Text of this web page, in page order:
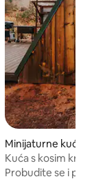
4,9/5,
Minijaturne kuće
Kuća s kosim
kada, sauna, u
Probudite se i